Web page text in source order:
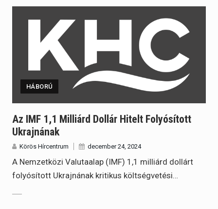
HÁBORÚ
Az IMF 1,1 Milliárd Dollár Hitelt Folyósított
Ukrajnának
Körös Hírcentrum december 24, 2024
A Nemzetközi Valutaalap (IMF) 1,1 milliárd dollárt
folyósított Ukrajnának kritikus költségvetési…